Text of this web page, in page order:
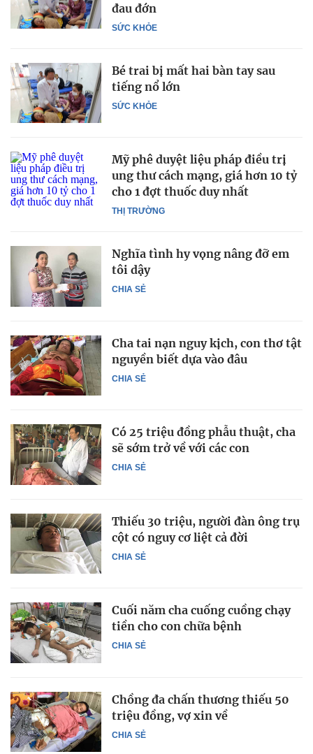
SỨC KHỎE
đau đớn
SỨC KHỎE
Bé trai bị mất hai bàn tay sau
tiếng nổ lớn
THỊ TRƯỜNG
Mỹ phê duyệt liệu pháp điều trị
ung thư cách mạng, giá hơn 10 tỷ
cho 1 đợt thuốc duy nhất
CHIA SẺ
Nghĩa tình hy vọng nâng đỡ em
tôi dậy
CHIA SẺ
Cha tai nạn nguy kịch, con thơ tật
nguyền biết dựa vào đâu
CHIA SẺ
Có 25 triệu đồng phẫu thuật, cha
sẽ sớm trở về với các con
CHIA SẺ
Thiếu 30 triệu, người đàn ông trụ
cột có nguy cơ liệt cả đời
CHIA SẺ
Cuối năm cha cuống cuồng chạy
tiền cho con chữa bệnh
CHIA SẺ
Chồng đa chấn thương thiếu 50
triệu đồng, vợ xin về